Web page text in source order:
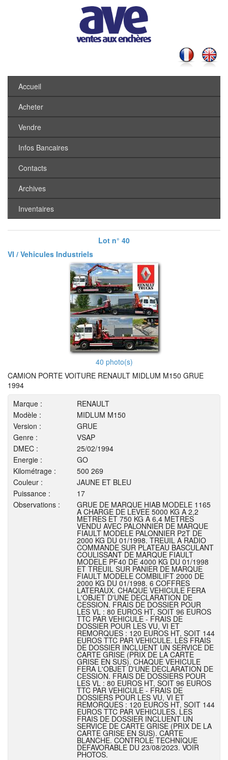
Accueil
Acheter
Vendre
Infos Bancaires
Contacts
Archives
Inventaires
Lot n° 40
VI / Vehicules Industriels
40 photo(s)
CAMION PORTE VOITURE RENAULT MIDLUM M150 GRUE
1994
Marque :
RENAULT
Modèle :
MIDLUM M150
Version :
GRUE
Genre :
VSAP
DMEC :
25/02/1994
Energie :
GO
Kilométrage :
500 269
Couleur :
JAUNE ET BLEU
Puissance :
17
Observations :
GRUE DE MARQUE HIAB MODELE 1165
A CHARGE DE LEVEE 5000 KG A 2,2
METRES ET 750 KG A 6,4 METRES
VENDU AVEC PALONNIER DE MARQUE
FIAULT MODELE PALONNIER P2T DE
2000 KG DU 01/1998. TREUIL A RADIO
COMMANDE SUR PLATEAU BASCULANT
COULISSANT DE MARQUE FIAULT
MODELE PF40 DE 4000 KG DU 01/1998
ET TREUIL SUR PANIER DE MARQUE
FIAULT MODELE COMBILIFT 2000 DE
2000 KG DU 01/1998. 6 COFFRES
LATERAUX. CHAQUE VEHICULE FERA
L'OBJET D'UNE DECLARATION DE
CESSION. FRAIS DE DOSSIER POUR
LES VL : 80 EUROS HT, SOIT 96 EUROS
TTC PAR VEHICULE - FRAIS DE
DOSSIER POUR LES VU, VI ET
REMORQUES : 120 EUROS HT, SOIT 144
EUROS TTC PAR VEHICULE. LES FRAIS
DE DOSSIER INCLUENT UN SERVICE DE
CARTE GRISE (PRIX DE LA CARTE
GRISE EN SUS). CHAQUE VEHICULE
FERA L'OBJET D'UNE DECLARATION DE
CESSION. FRAIS DE DOSSIERS POUR
LES VL : 80 EUROS HT, SOIT 96 EUROS
TTC PAR VEHICULE - FRAIS DE
DOSSIERS POUR LES VU, VI ET
REMORQUES : 120 EUROS HT, SOIT 144
EUROS TTC PAR VEHICULES. LES
FRAIS DE DOSSIER INCLUENT UN
SERVICE DE CARTE GRISE (PRIX DE LA
CARTE GRISE EN SUS). CARTE
BLANCHE. CONTROLE TECHNIQUE
DEFAVORABLE DU 23/08/2023. VOIR
PHOTOS.